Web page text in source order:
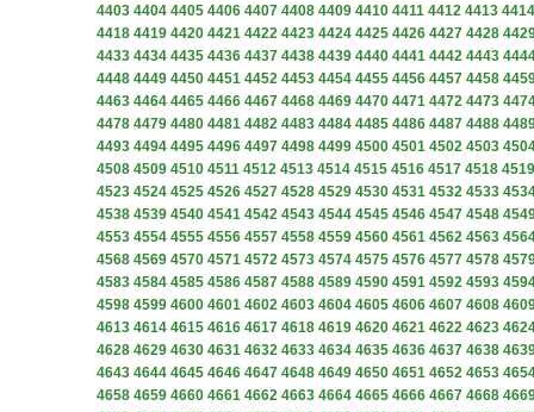
4403 4404 4405 4406 4407 4408 4409 4410 4411 4412 4413 4414
4418 4419 4420 4421 4422 4423 4424 4425 4426 4427 4428
4433 4434 4435 4436 4437 4438 4439 4440 4441 4442 4443
4448 4449 4450 4451 4452 4453 4454 4455 4456 4457 4458
4463 4464 4465 4466 4467 4468 4469 4470 4471 4472 4473
4478 4479 4480 4481 4482 4483 4484 4485 4486 4487 4488
4493 4494 4495 4496 4497 4498 4499 4500 4501 4502 4503
4508 4509 4510 4511 4512 4513 4514 4515 4516 4517 4518 4519
4523 4524 4525 4526 4527 4528 4529 4530 4531 4532 4533
4538 4539 4540 4541 4542 4543 4544 4545 4546 4547 4548
4553 4554 4555 4556 4557 4558 4559 4560 4561 4562 4563
4568 4569 4570 4571 4572 4573 4574 4575 4576 4577 4578
4583 4584 4585 4586 4587 4588 4589 4590 4591 4592 4593
4598 4599 4600 4601 4602 4603 4604 4605 4606 4607 4608
4613 4614 4615 4616 4617 4618 4619 4620 4621 4622 4623
4628 4629 4630 4631 4632 4633 4634 4635 4636 4637 4638
4643 4644 4645 4646 4647 4648 4649 4650 4651 4652 4653
4658 4659 4660 4661 4662 4663 4664 4665 4666 4667 4668